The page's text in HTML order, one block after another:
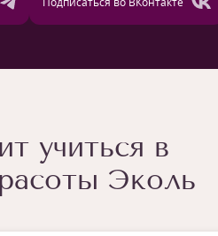
учиться в
Эколь